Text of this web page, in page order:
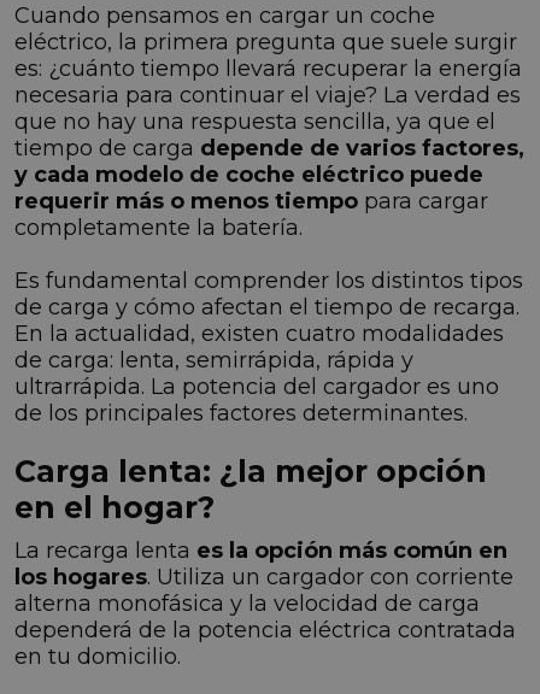
Cuando pensamos en cargar un coche
eléctrico, la primera pregunta que suele surgir
es: ¿cuánto tiempo llevará recuperar la energía
necesaria para continuar el viaje? La verdad es
que no hay una respuesta sencilla, ya que el
tiempo de carga depende de varios factores,
y cada modelo de coche eléctrico puede
requerir más o menos tiempo para cargar
completamente la batería.
Es fundamental comprender los distintos tipos
de carga y cómo afectan el tiempo de recarga.
En la actualidad, existen cuatro modalidades
de carga: lenta, semirrápida, rápida y
ultrarrápida. La potencia del cargador es uno
de los principales factores determinantes.
Carga lenta: ¿la mejor opción
en el hogar?
La recarga lenta es la opción más común en
los hogares. Utiliza un cargador con corriente
alterna monofásica y la velocidad de carga
dependerá de la potencia eléctrica contratada
en tu domicilio.